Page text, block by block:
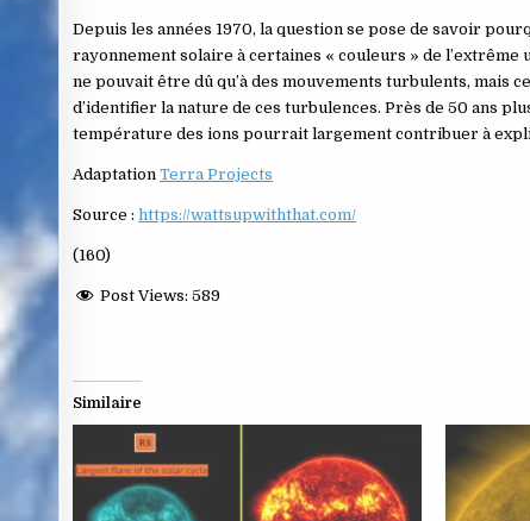
Depuis les années 1970, la question se pose de savoir
rayonnement solaire à certaines « couleurs » de
ne pouvait être dû qu’à des mouvements turbulents,
d’identifier la nature de ces turbulences. Près de 50 ans
température des ions pourrait largement contribuer à
AdaptationTerra Projects
Source :https://wattsupwiththat.com/
(160)
Post Views: 589
Similaire